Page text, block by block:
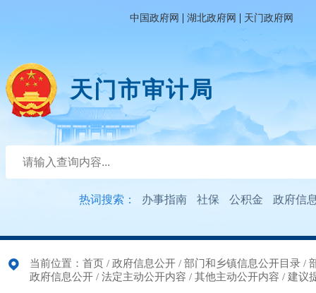
中国政府网 | 湖北政府网 | 天门政府网
天门市审计局
热词搜索： 办事指南 社保 公积金 政府信
当前位置： 首页 / 政府信息公开 / 部门和乡镇信息公开目录 /
政府信息公开 / 法定主动公开内容 / 其他主动公开内容 / 建议